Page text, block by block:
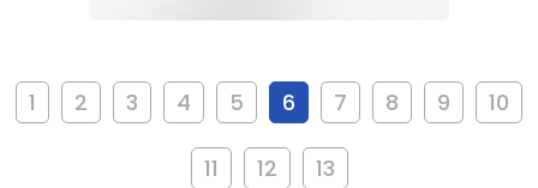
1 2 3 4 5 6 7 8 9 10
11 12 13